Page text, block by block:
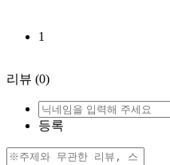
1
리뷰 (0)
등록